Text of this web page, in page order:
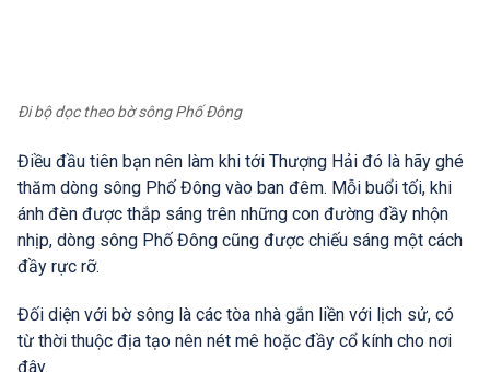
Đi bộ dọc theo bờ sông Phố Đông
Điều đầu tiên bạn nên làm khi tới Thượng Hải đó là hãy ghé
thăm dòng sông Phố Đông vào ban đêm. Mỗi buổi tối, khi
ánh đèn được thắp sáng trên những con đường đầy nhộn
nhịp, dòng sông Phố Đông cũng được chiếu sáng một cách
đầy rực rỡ.
Đối diện với bờ sông là các tòa nhà gắn liền với lịch sử, có
từ thời thuộc địa tạo nên nét mê hoặc đầy cổ kính cho nơi
đây.